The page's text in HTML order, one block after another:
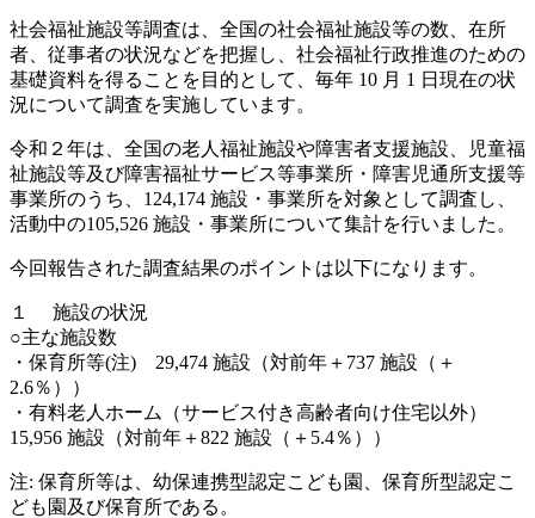
社会福祉施設等調査は、全国の社会福祉施設等の数、在所
者、従事者の状況などを把握し、社会福祉行政推進のための
基礎資料を得ることを目的として、毎年 10 月 1 日現在の状
況について調査を実施しています。
令和２年は、全国の老人福祉施設や障害者支援施設、児童福
祉施設等及び障害福祉サービス等事業所・障害児通所支援等
事業所のうち、124,174 施設・事業所を対象として調査し、
活動中の105,526 施設・事業所について集計を行いました。
今回報告された調査結果のポイントは以下になります。
１ 施設の状況
○主な施設数
・保育所等(注) 29,474 施設（対前年＋737 施設（＋
2.6％））
・有料老人ホーム（サービス付き高齢者向け住宅以外）
15,956 施設（対前年＋822 施設（＋5.4％））
注: 保育所等は、幼保連携型認定こども園、保育所型認定こ
ども園及び保育所である。